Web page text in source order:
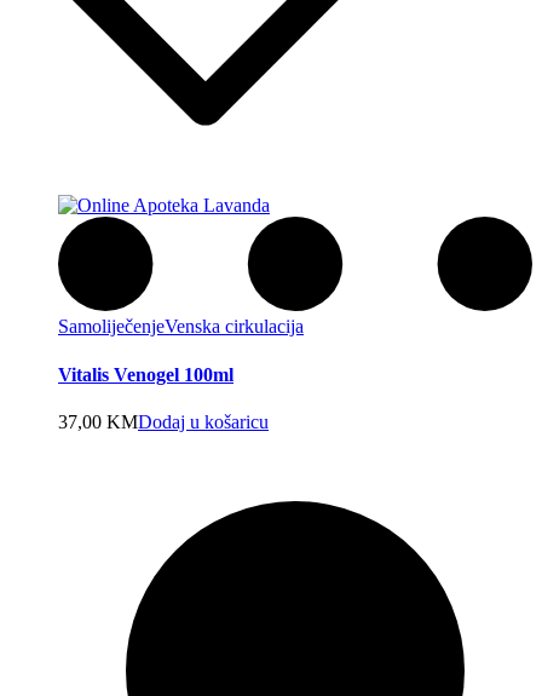
SamoliječenjeVenska cirkulacija
Vitalis Venogel 100ml
37,00 KMDodaj u košaricu